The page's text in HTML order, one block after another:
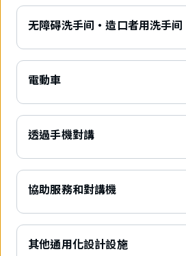
无障碍洗手间・造口者用洗手间
電動車
透過手機對講
協助服務和對講機
其他通用化設計設施